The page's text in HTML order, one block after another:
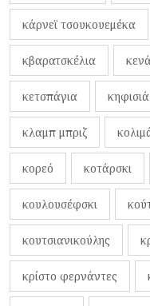
κάρνεϊ τσουκουεμέκα
κβαρατσκέλια
κετσπάγια κηφισιά
κλαμπ μπριζ
κορεό κοτάρσκι
κουλουσέφσκι
κουτσιανικούλης
κρίστο φερνάντες